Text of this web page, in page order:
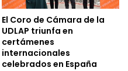
El Coro de Cámara de la
UDLAP triunfa en
certámenes
internacionales
celebrados en España